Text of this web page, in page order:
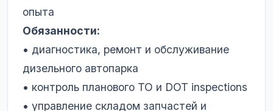
опыта
Обязанности:
• диагностика, ремонт и обслуживание
дизельного автопарка
• контроль планового ТО и DOT inspections
• управление складом запчастей и